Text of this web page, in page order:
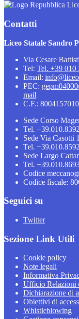
Contatti
Liceo Statale Sandro
Via Cesare
Tel: Tel. +39 010
Email:
PEC:
mail
C.F.:
Sede Corso
Tel.
Sede Via Casotti
Tel.
Sede Largo
Tel.
Codice
Codice fiscale:
Seguici su
Twitter
Sezione Link Utili
Cookie policy
Note legali
Informativa
Ufficio Relazioni
Dichiarazione di
Obiettivi di
Whistleblowing